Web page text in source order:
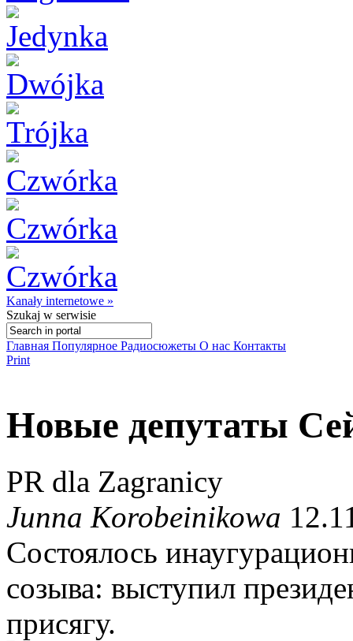
Kanały internetowe »
Szukaj w serwisie
Главная Популярное Радиосюжеты О нас Контакты
Print
Новые депутаты
PR dla Zagranicy
Junna Korobeinikowa
Состоялось
созыва: выступил
присягу.